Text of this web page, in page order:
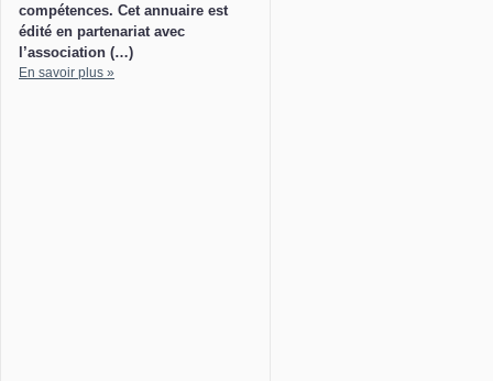
compétences. Cet annuaire est
édité en partenariat avec
l’association (…)
En savoir plus »